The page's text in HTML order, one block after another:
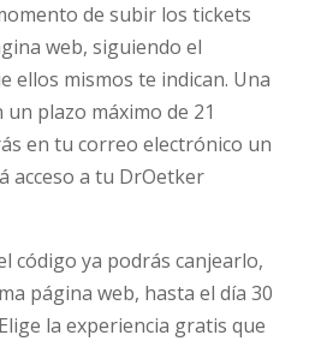
de subir los tickets
web, siguiendo el
ellos mismos te indican. Una
un plazo máximo de 21
en tu correo electrónico un
acceso a tu DrOetker
código ya podrás canjearlo,
página web, hasta el día 30
la experiencia gratis que